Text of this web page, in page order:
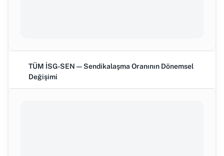
TÜM İSG-SEN — Sendikalaşma Oranının Dönemsel
Değişimi